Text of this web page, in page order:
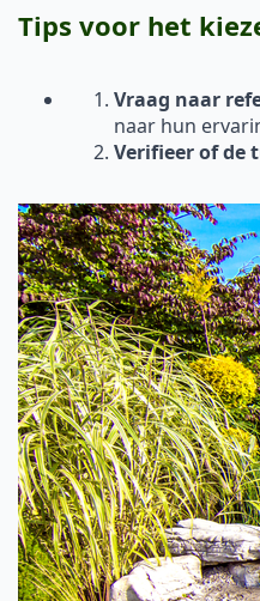
Tips voor het
Vraag naar
naar hun
Verifieer of de